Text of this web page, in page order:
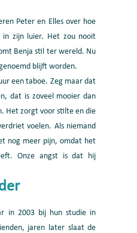
Peter en Elles over hoe
in zijn luier. Het zou nooit
Benja stil ter wereld. Nu
blijft worden.
een taboe. Zeg maar dat
dat is zoveel mooier dan
Het zorgt voor stilte en die
voelen. Als niemand
nog meer pijn, omdat het
Onze angst is dat hij
in 2003 bij hun studie in
jaren later slaat de